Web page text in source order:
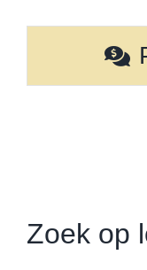
Zoek op